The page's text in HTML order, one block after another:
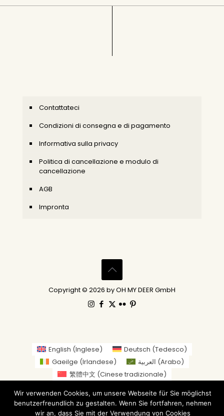
Contattateci
Condizioni di consegna e di pagamento
Informativa sulla privacy
Politica di cancellazione e modulo di
cancellazione
AGB
Impronta
Copyright © 2026 by OH MY DEER GmbH
English (Inglese) Deutsch (Tedesco)
Gaeilge (Irlandese) العربية (Arabo)
繁體中文 (Cinese tradizionale)
Français( Francese)
Italiano
日本語(Giapponese)
Wir verwenden Cookies, um unsere Webseite für Sie möglichst
benutzerfreundlich zu gestalten. Wenn Sie fortfahren, nehmen
wir an, dass Sie mit der Verwendung von Cookies